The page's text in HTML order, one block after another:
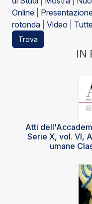
Online
rotonda
Video Tutte
Trova
IN
Atti
Serie X, vol. VI,
umane